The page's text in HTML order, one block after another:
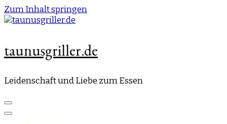
Zum Inhalt springen
taunusgriller.de
Leidenschaft und Liebe zum Essen